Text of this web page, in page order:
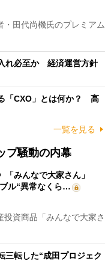
田代尚機氏のプレミアム
れ必至か 経済運営方針
「CXO」とは何か？ 高
一覧を見る
プ騒動の内幕
「みんなで大家さん」
ル“異常なくら…
資商品「みんなで大家さ
三転した“成田プロジェク